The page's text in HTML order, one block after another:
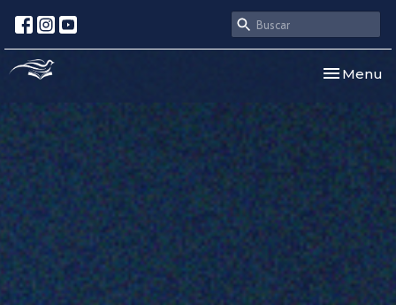
Toggle
Menu